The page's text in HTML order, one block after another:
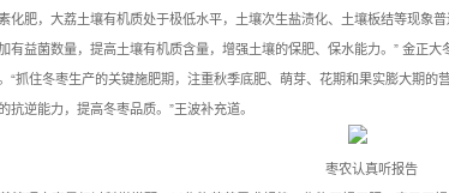
化肥，大荔土壤有机质处于极低水平，土壤次生盐渍化、土壤板结等现象
有益菌数量，提高土壤有机质含量，增强土壤的保肥、保水能力。” 金正
“抓住冬枣生产的关键施肥期，注重秋季底肥、萌芽、花期和果实膨大期
抗逆能力，提高冬枣品质。”王波补充道。
枣农认真听报告